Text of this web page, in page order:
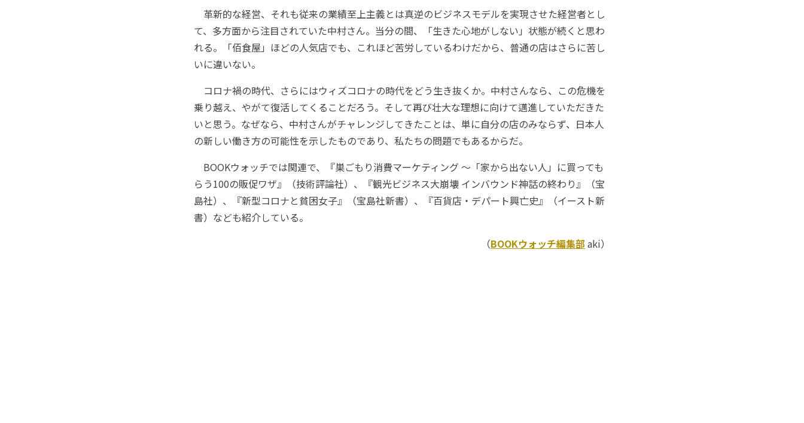
革新的な経営、それも従来の業績至上主義とは真逆のビジネスモデルを実現させた経営者とし
て、多方面から注目されていた中村さん。当分の間、「生きた心地がしない」状態が続くと思わ
れる。「佰食屋」ほどの人気店でも、これほど苦労しているわけだから、普通の店はさらに苦し
いに違いない。
コロナ禍の時代、さらにはウィズコロナの時代をどう生き抜くか。中村さんなら、この危機を
乗り越え、やがて復活してくることだろう。そして再び壮大な理想に向けて邁進していただきた
いと思う。なぜなら、中村さんがチャレンジしてきたことは、単に自分の店のみならず、日本人
の新しい働き方の可能性を示したものであり、私たちの問題でもあるからだ。
BOOKウォッチでは関連で、『巣ごもり消費マーケティング ～「家から出ない人」に買っても
らう100の販促ワザ』（技術評論社）、『観光ビジネス大崩壊 インバウンド神話の終わり』（宝
島社）、『新型コロナと貧困女子』（宝島社新書）、『百貨店・デパート興亡史』（イースト新
書）なども紹介している。
（BOOKウォッチ編集部 aki）